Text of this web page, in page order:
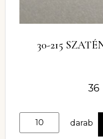
30-215
36
darab